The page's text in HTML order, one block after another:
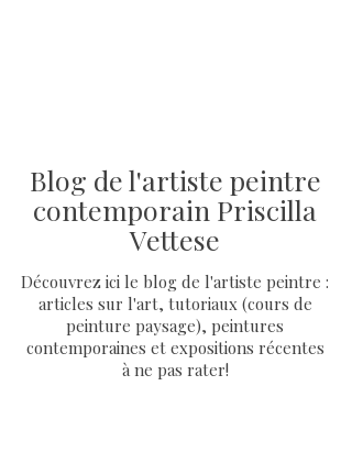
Blog de l'artiste peintre
contemporain Priscilla
Vettese
Découvrez ici le blog de l'artiste peintre :
articles sur l'art, tutoriaux (cours de
peinture paysage), peintures
contemporaines et expositions récentes
à ne pas rater!